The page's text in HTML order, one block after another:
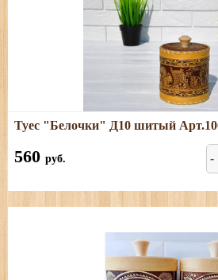
Подробнее
Размеры: высота (с хватком) - 13
Туески отличного
Туес "Белочки" Д10 шитый
560 руб. -